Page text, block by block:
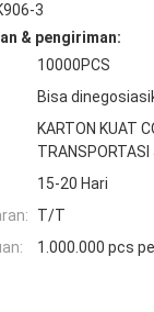
3
& pengiriman:
10000PCS
Bisa
KARTON KUAT
TRANSPORTASI
15-20 Hari
T/T
1.000.000 pcs